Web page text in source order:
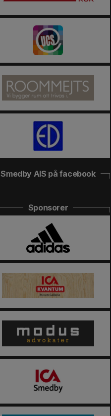
Smedby AIS på facebook
Sponsorer